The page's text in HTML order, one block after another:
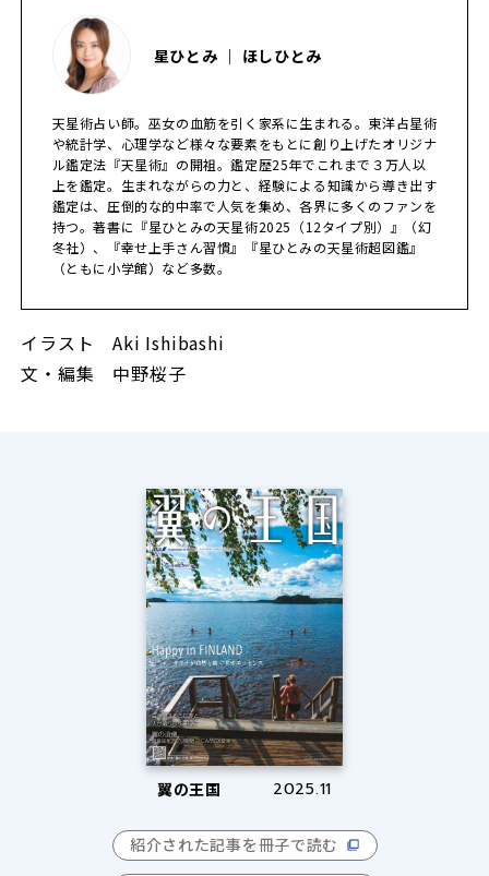
星ひとみ ｜ ほしひとみ
天星術占い師。巫女の血筋を引く家系に生まれる。東洋占星術
や統計学、心理学など様々な要素をもとに創り上げたオリジナ
ル鑑定法『天星術』の開祖。鑑定歴25年でこれまで３万人以
上を鑑定。生まれながらの力と、経験による知識から導き出す
鑑定は、圧倒的な的中率で人気を集め、各界に多くのファンを
持つ。著書に『星ひとみの天星術2025（12タイプ別）』（幻
冬社）、『幸せ上手さん習慣』『星ひとみの天星術超図鑑』
（ともに小学館）など多数。
イラスト Aki Ishibashi
文・編集 中野桜子
翼の王国 2025.11
紹介された記事を冊子で読む